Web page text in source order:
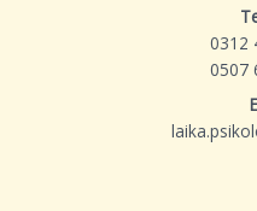
0312
0507